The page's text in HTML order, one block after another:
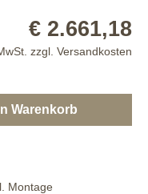
€ 2.661,18
zzgl. Versandkosten
Warenkorb
Montage